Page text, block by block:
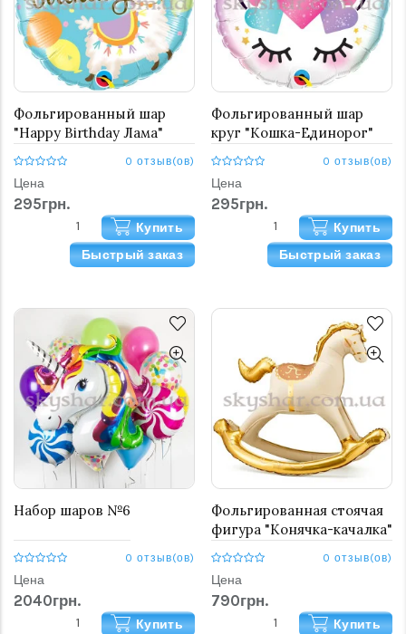
Фольгированный шар
"Happy Birthday Лама"
0 отзыв(ов)
Цена
295грн.
Купить
Быстрый заказ
Фольгированный шар
круг "Кошка-Единорог"
0 отзыв(ов)
Цена
295грн.
Купить
Быстрый заказ
Набор шаров №6
0 отзыв(ов)
Цена
2040грн.
Купить
Фольгированная стоячая
фигура "Конячка-качалка"
0 отзыв(ов)
Цена
790грн.
Купить